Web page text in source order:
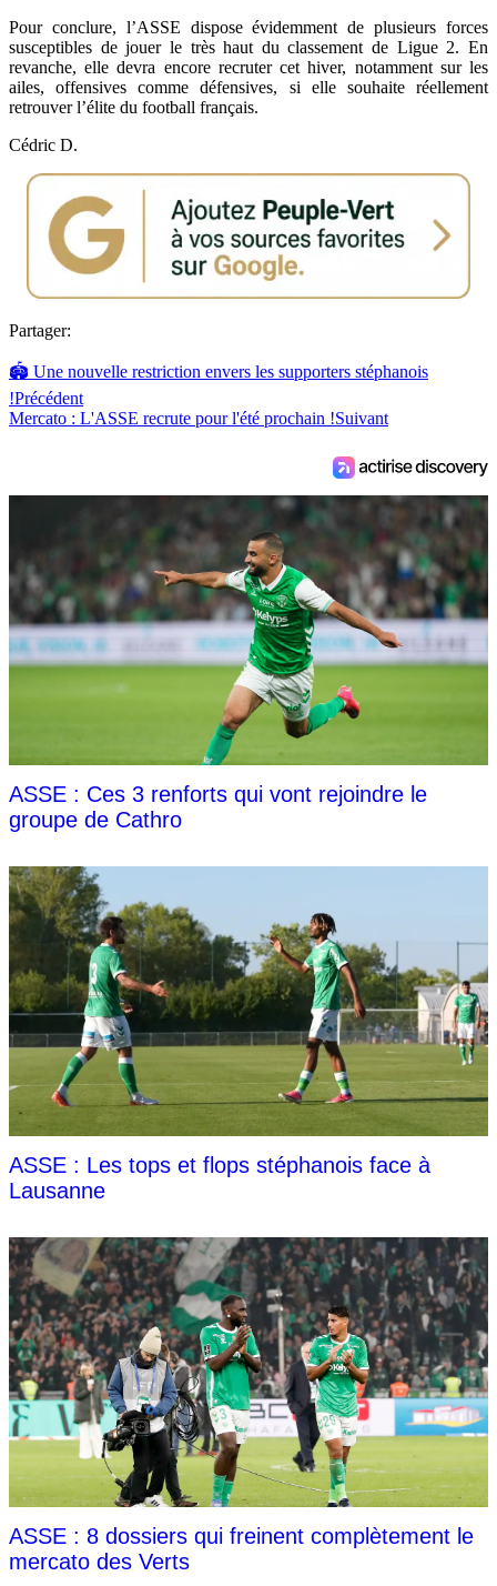
Pour conclure, l’ASSE dispose évidemment de plusieurs forces
susceptibles de jouer le très haut du classement de Ligue 2. En
revanche, elle devra encore recruter cet hiver, notamment sur les
ailes, offensives comme défensives, si elle souhaite réellement
retrouver l’élite du football français.
Cédric D.
Partager:
🏟️ Une nouvelle restriction envers les supporters stéphanois
!Précédent
Mercato : L'ASSE recrute pour l'été prochain !Suivant
ASSE : Ces 3 renforts qui vont rejoindre le
groupe de Cathro
ASSE : Les tops et flops stéphanois face à
Lausanne
ASSE : 8 dossiers qui freinent complètement le
mercato des Verts